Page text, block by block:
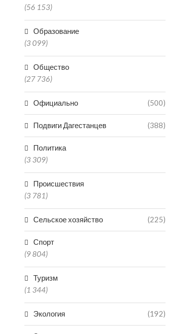
ПОДРОСТОК УТОНУЛ В
МАГАРАМКЕНТСКОМ РАЙОНЕ
(56 153)
Образование
(3 099)
Общество
(27 736)
Официально (500)
Подвиги Дагестанцев (388)
Политика
(3 309)
Происшествия
(3 781)
Сельское хозяйство (225)
Спорт
(9 804)
Туризм
(1 344)
Экология (192)